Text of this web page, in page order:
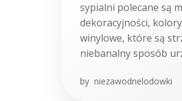
sypialni polecane są
dekoracyjności,
winylowe, które są
niebanalny sposób
by niezawodnelodowki